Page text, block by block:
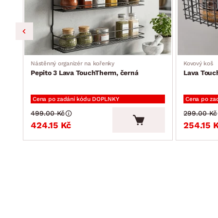
Nástěnný organizér na kořenky
Pepito 3 Lava TouchTherm, černá
Cena po zadání kódu DOPLNKY
424.15 Kč
499.00 Kč
Kovový koš
Lava
Cena po
254.15
299.00 Kč